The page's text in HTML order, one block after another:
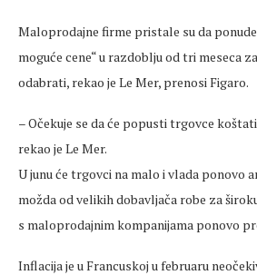
Maloprodajne firme pristale su da
moguće cene“ u razdoblju od tri meseca
odabrati, rekao je Le Mer, prenosi Figaro.
– Očekuje se da će popusti trgovce
rekao je Le Mer.
U junu će trgovci na malo i vlada ponovo
možda od velikih dobavljača robe za
s maloprodajnim kompanijama ponovo
Inflacija je u Francuskoj u februaru